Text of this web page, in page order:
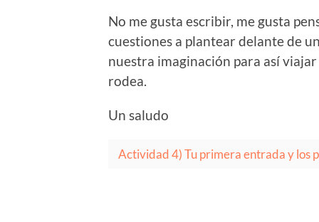
No me gusta escribir, me gusta
cuestiones a plantear delante de
nuestra imaginación para así
rodea.
Un saludo
Actividad 4) Tu primera entrada y los